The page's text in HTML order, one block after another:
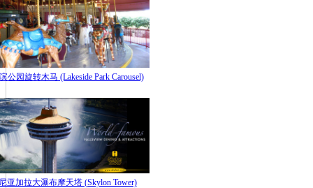
公园旋转木马 (Lakeside Park Carousel)
亚加拉大瀑布摩天塔 (Skylon Tower)